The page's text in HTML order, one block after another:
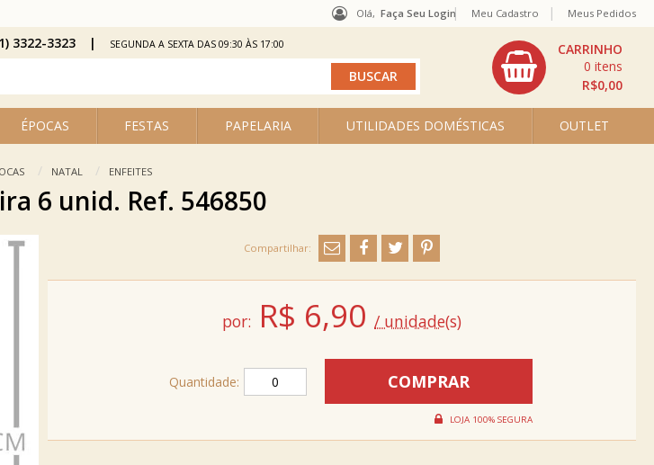
Olá, Faça Seu Login
ÉPOCAS FESTAS PAPELARIA UTILIDADES DOMÉSTICAS OUTLET
R$0,00
0
Meu Cadastro Meus Pedidos
3322-3323 SEGUNDA A SEXTA DAS 09:30 ÀS 17:00
NATAL ENFEITES
6 unid. Ref. 546850
por: R$ 6,90 / unidade(s)
Quantidade: